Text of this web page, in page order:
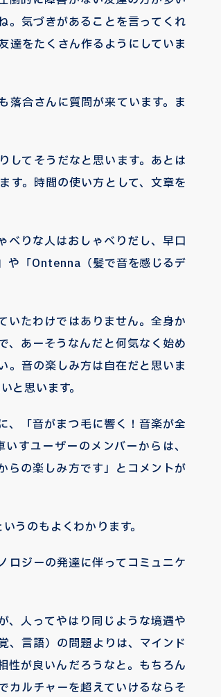
。気づきがあることを言ってくれ
達をたくさん作るようにしていま
合さんに質問が来ています。ま
てそうだなと思います。あとは
す。時間の使い方として、文章を
りな人はおしゃべりだし、早口
や「Ontenna（髪で音を感じるデ
たわけではありません。全身か
、あーそうなんだと何気なく始め
。音の楽しみ方は自在だと思いま
と思います。
「音がまつ毛に響く！音楽が全
すユーザーのメンバーからは、
らの楽しみ方です」とコメントが
うのもよくわかります。
ジーの発達に伴ってコミュニケ
人ってやはり同じような境遇や
、言語）の問題よりは、マインド
性が良いんだろうなと。もちろん
カルチャーを超えていけるならそ